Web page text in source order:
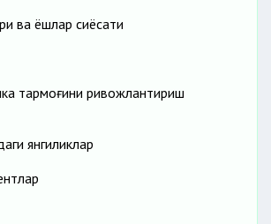
ва ёшлар сиёсати
тармоғини ривожлантириш
янгиликлар